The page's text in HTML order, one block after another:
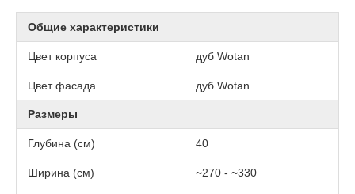
Общие характеристики
Цвет корпуса дуб Wotan
Цвет фасада дуб Wotan
Размеры
Глубина (см) 40
Ширина (см) ~270 - ~330